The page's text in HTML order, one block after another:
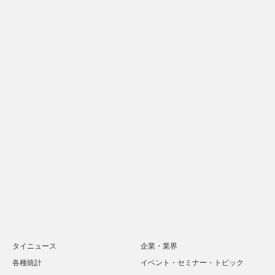
タイニュース
企業・業界
各種統計
イベント・セミナー・トピック